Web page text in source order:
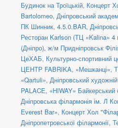
Будинок на Троїцькій, Концерт
Bartolomeo, Дніпровський
ПК Шинник, 4.5.0.BAR,
Ресторан Karlson (ТЦ «Kalina» 4
(Дніпро), ж/м Придніпровськ
ЦеХАБ, Культурно-спортивний
ЦЕНТР FABRIKA, «Мешканці»,
«Qartuli», Дніпровський
PALACE, «HIWAY» Байкерський
Дніпровська філармонія ім. Л
Everest Bar», Концерт Хол
Дніпропетровської філармонії,